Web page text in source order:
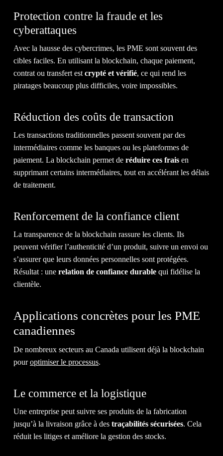
NOUS
IL EST TEMPS D'OBTENIR LE
RETOUR
QUE VOUSMÉRITEZ.
1-514-360-6383
Protection contre la fraude et les
cyberattaques
Avec la hausse des cybercrimes, les PME sont souvent des
cibles faciles. En utilisant la blockchain, chaque paiement,
contrat ou transfert est crypté et vérifié, ce qui rend les
piratages beaucoup plus difficiles, voire impossibles.
Réduction des coûts de transaction
Les transactions traditionnelles passent souvent par des
intermédiaires comme les banques ou les plateformes de
paiement. La blockchain permet de réduire ces frais en
supprimant certains intermédiaires, tout en accélérant les délais
de traitement.
Renforcement de la confiance client
La transparence de la blockchain rassure les clients. Ils
peuvent vérifier l’authenticité d’un produit, suivre un envoi ou
s’assurer que leurs données personnelles sont protégées.
Résultat : une relation de confiance durable qui fidélise la
clientèle.
Applications concrètes pour les PME
canadiennes
De nombreux secteurs au Canada utilisent déjà la blockchain
pouroptimiser le processus.
Le commerce et la logistique
Une entreprise peut suivre ses produits de la fabrication
jusqu’à la livraison grâce à des traçabilités sécurisées. Cela
réduit les litiges et améliore la gestion des stocks.